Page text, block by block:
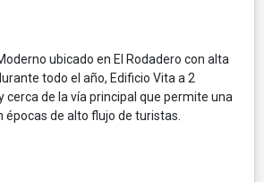
ubicado en El Rodadero con alta
todo el año, Edificio Vita a 2
cerca de la vía principal que permite una
épocas de alto flujo de turistas.